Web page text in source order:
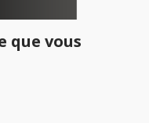
que vous